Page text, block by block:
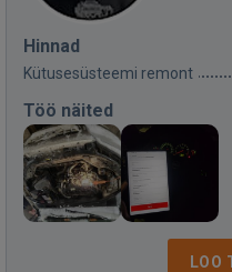
Hinnad
Kütusesüsteemi remont
Töö näited
LOO